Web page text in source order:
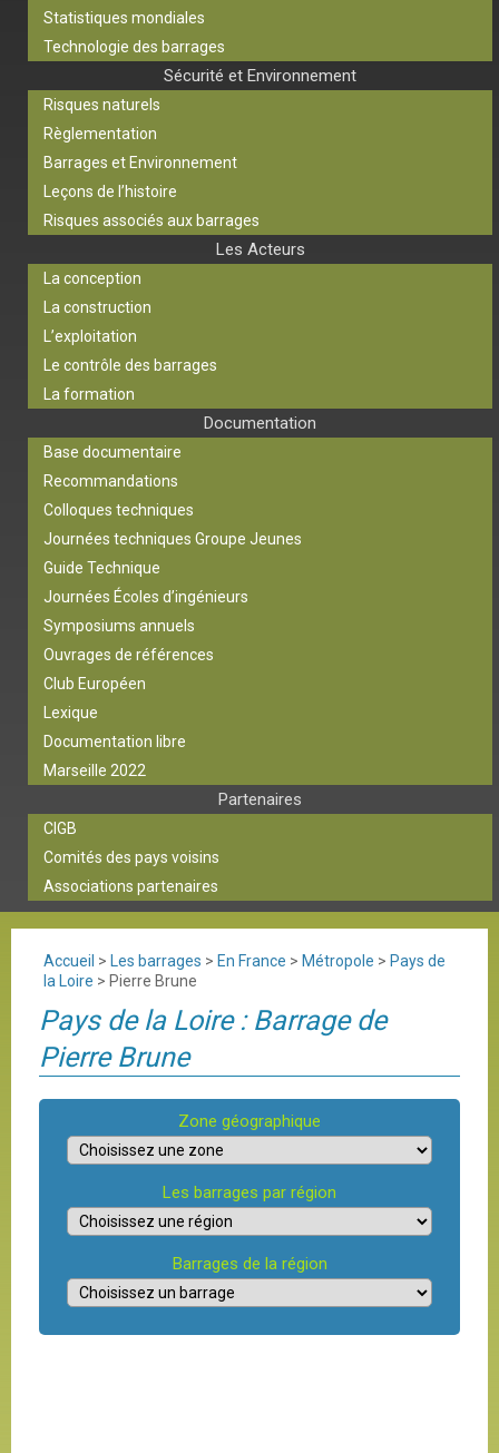
Statistiques mondiales
Technologie des barrages
Sécurité et Environnement
Risques naturels
Règlementation
Barrages et Environnement
Leçons de l’histoire
Risques associés aux barrages
Les Acteurs
La conception
La construction
L’exploitation
Le contrôle des barrages
La formation
Documentation
Base documentaire
Recommandations
Colloques techniques
Journées techniques Groupe Jeunes
Guide Technique
Journées Écoles d’ingénieurs
Symposiums annuels
Ouvrages de références
Club Européen
Lexique
Documentation libre
Marseille 2022
Partenaires
CIGB
Comités des pays voisins
Associations partenaires
Accueil > Les barrages > En France > Métropole > Pays de
la Loire > Pierre Brune
Pays de la Loire : Barrage de
Pierre Brune
Zone géographique
Les barrages par région
Barrages de la région